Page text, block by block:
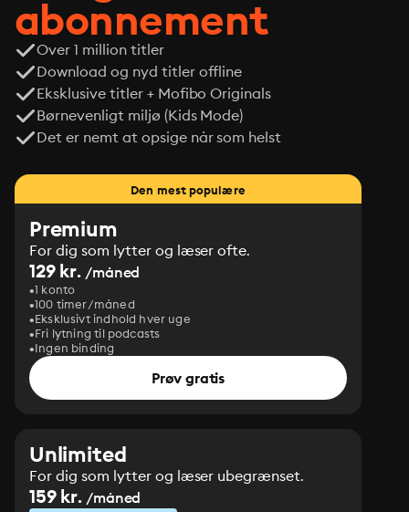
abonnement
Over 1 million titler
Download og nyd titler offline
Eksklusive titler + Mofibo Originals
Børnevenligt miljø (Kids Mode)
Det er nemt at opsige når som helst
Den mest populære
Premium
For dig som lytter og læser ofte.
129 kr. /måned
1 konto
100 timer/måned
Eksklusivt indhold hver uge
Fri lytning til podcasts
Ingen binding
Prøv gratis
Unlimited
For dig som lytter og læser ubegrænset.
159 kr. /måned